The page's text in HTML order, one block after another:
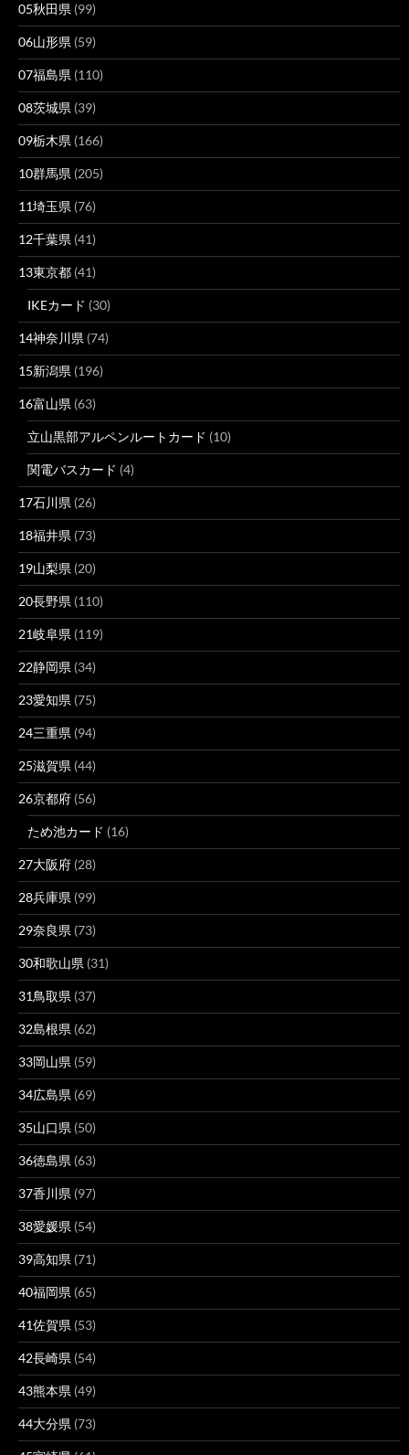
05秋田県 (99)
06山形県 (59)
07福島県 (110)
08茨城県 (39)
09栃木県 (166)
10群馬県 (205)
11埼玉県 (76)
12千葉県 (41)
13東京都 (41)
IKEカード (30)
14神奈川県 (74)
15新潟県 (196)
16富山県 (63)
立山黒部アルペンルートカード (10)
関電バスカード (4)
17石川県 (26)
18福井県 (73)
19山梨県 (20)
20長野県 (110)
21岐阜県 (119)
22静岡県 (34)
23愛知県 (75)
24三重県 (94)
25滋賀県 (44)
26京都府 (56)
ため池カード (16)
27大阪府 (28)
28兵庫県 (99)
29奈良県 (73)
30和歌山県 (31)
31鳥取県 (37)
32島根県 (62)
33岡山県 (59)
34広島県 (69)
35山口県 (50)
36徳島県 (63)
37香川県 (97)
38愛媛県 (54)
39高知県 (71)
40福岡県 (65)
41佐賀県 (53)
42長崎県 (54)
43熊本県 (49)
44大分県 (73)